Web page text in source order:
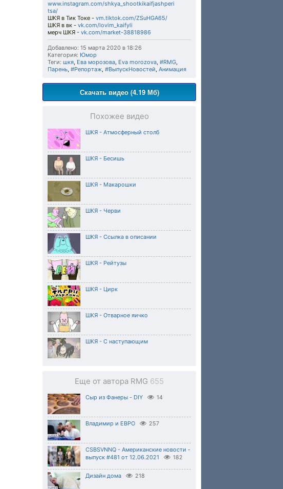
www.instagram.com/shkya_shootkikaifjashperi
tsa/
ШКЯ в Тик Токе - vm.tiktok.com/ZSuHGA65/
ШКЯ в вк - vk.com/lovim_kaifyli
мерч ШКЯ - vk.com/market-38818986
Добавлено: 15 марта 2020 в 18:26
Категория: Юмор
Теги: шкя, Ева морозова, Eva morozova, #RMG,
Парень, #Репортаж, #ВыпускНовостей, Анимация
Скачать видео (4.19 Мб)
Похожее видео
ШКЯ - Атмосферный столб
ШКЯ - Бесишь
ШКЯ - Макарошки
ШКЯ - Черви
ШКЯ - Ссылка в описании
ШКЯ - Рейтузы
ШКЯ - Цирк
ШКЯ - Отварное яичко
ШКЯ - С наступающим
Еще от автора RMG 655
Сыр из Фанеры - DIY 14
Владимир и ЕВРО 257
CSBSVNNQ - Американские новости -
выпуск #481 от 12.06.2021
182
Дизайн дома 218